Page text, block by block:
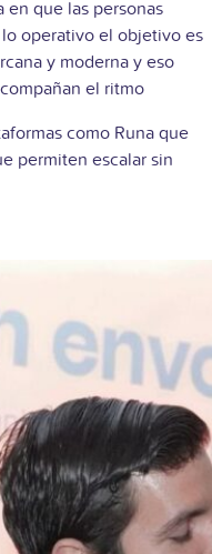
que las personas
operativo el objetivo es
y moderna y eso
el ritmo
como Runa que
permiten escalar sin